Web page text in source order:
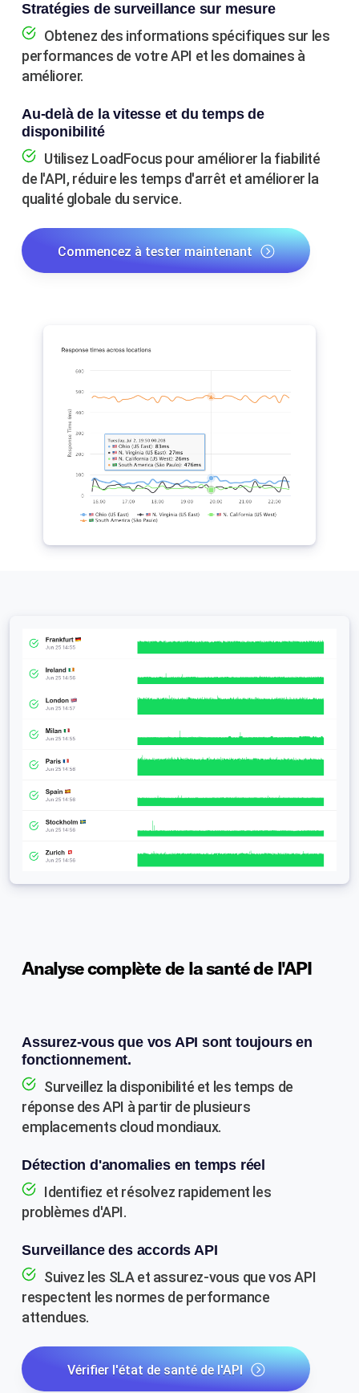
Stratégies de surveillance sur mesure
Obtenez des informations spécifiques sur les
performances de votre API et les domaines à
améliorer.
Au-delà de la vitesse et du temps de
disponibilité
Utilisez LoadFocus pour améliorer la fiabilité
de l'API, réduire les temps d'arrêt et améliorer la
qualité globale du service.
Commencez à tester maintenant
Analyse complète de la santé de l'API
Assurez-vous que vos API sont toujours en
fonctionnement.
Surveillez la disponibilité et les temps de
réponse des API à partir de plusieurs
emplacements cloud mondiaux.
Détection d'anomalies en temps réel
Identifiez et résolvez rapidement les
problèmes d'API.
Surveillance des accords API
Suivez les SLA et assurez-vous que vos API
respectent les normes de performance
attendues.
Vérifier l'état de santé de l'API